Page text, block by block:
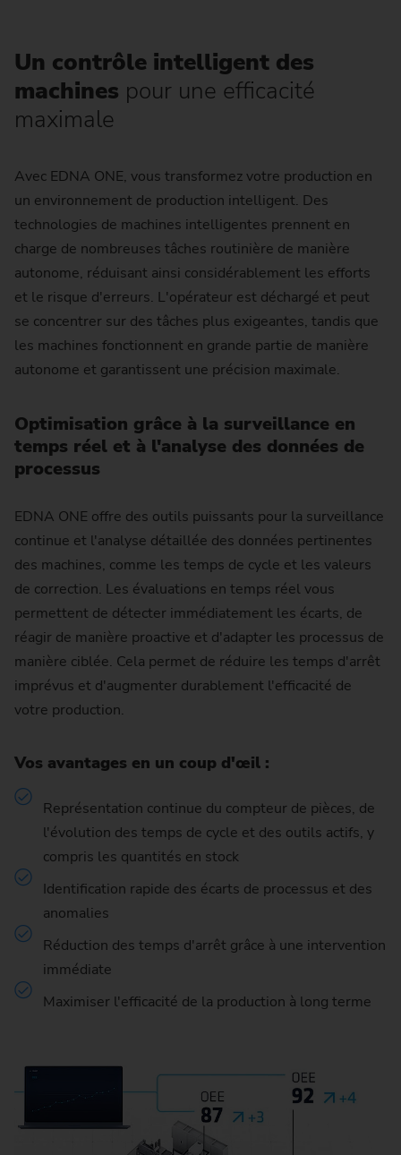
Un contrôle intelligent des
machines pour une efficacité
maximale
Avec EDNA ONE, vous transformez votre production en
un environnement de production intelligent. Des
technologies de machines intelligentes prennent en
charge de nombreuses tâches routinière de manière
autonome, réduisant ainsi considérablement les efforts
et le risque d'erreurs. L'opérateur est déchargé et peut
se concentrer sur des tâches plus exigeantes, tandis que
les machines fonctionnent en grande partie de manière
autonome et garantissent une précision maximale.
Optimisation grâce à la surveillance en
temps réel et à l'analyse des données de
processus
EDNA ONE offre des outils puissants pour la surveillance
continue et l'analyse détaillée des données pertinentes
des machines, comme les temps de cycle et les valeurs
de correction. Les évaluations en temps réel vous
permettent de détecter immédiatement les écarts, de
réagir de manière proactive et d'adapter les processus de
manière ciblée. Cela permet de réduire les temps d'arrêt
imprévus et d'augmenter durablement l'efficacité de
votre production.
Vos avantages en un coup d'œil :
Représentation continue du compteur de pièces, de
l'évolution des temps de cycle et des outils actifs, y
compris les quantités en stock
Identification rapide des écarts de processus et des
anomalies
Réduction des temps d'arrêt grâce à une intervention
immédiate
Maximiser l'efficacité de la production à long terme